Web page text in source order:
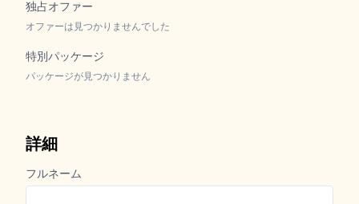
独占オファー
オファーは見つかりませんでした
特別パッケージ
パッケージが見つかりません
詳細
フルネーム